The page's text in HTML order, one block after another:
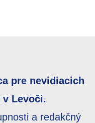
pre nevidiacich
v Levoči.
a redakčný